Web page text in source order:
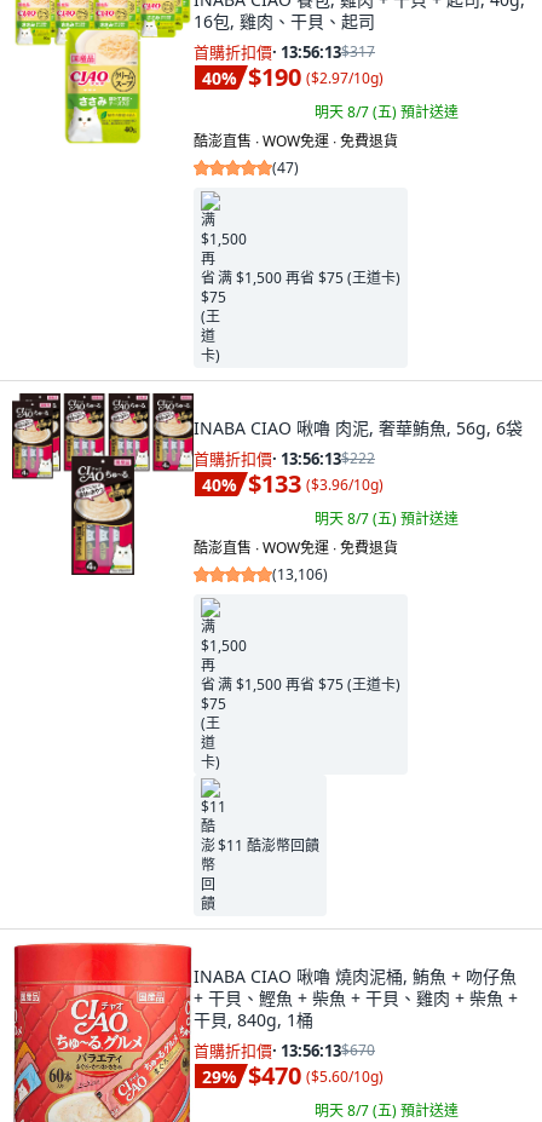
16包, 雞肉、干貝、起司
首購折扣價· 13:56:11$317
40% $190 ($2.97/10g)
明天 8/7 (五)預計送達
酷澎直售 ∙ WOW免運 ∙ 免費退貨
(47)
满 $1,500 再省 $75 (王道卡)
INABA CIAO 啾嚕 肉泥, 奢華鮪魚, 56g, 6袋
首購折扣價· 13:56:11$222
40% $133 ($3.96/10g)
明天 8/7 (五)預計送達
酷澎直售 ∙ WOW免運 ∙ 免費退貨
(13,106)
满 $1,500 再省 $75 (王道卡)
$11 酷澎幣回饋
INABA CIAO 啾嚕 燒肉泥桶, 鮪魚 + 吻仔魚
+ 干貝、鰹魚 + 柴魚 + 干貝、雞肉 + 柴魚 +
干貝, 840g, 1桶
首購折扣價· 13:56:11$670
29% $470 ($5.60/10g)
明天 8/7 (五)預計送達